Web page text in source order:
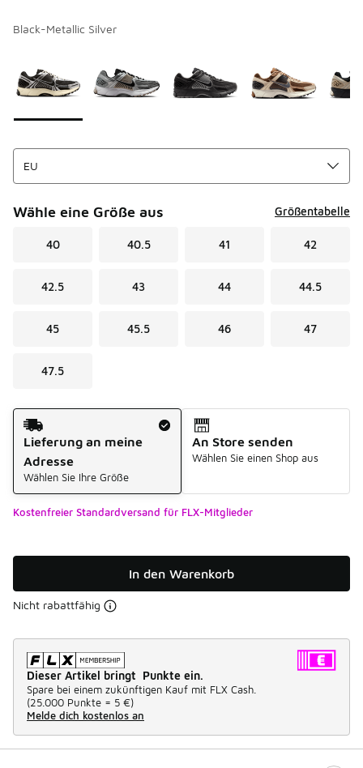
Black-Metallic Silver
Wähle eine Größe aus Größentabelle
40 40.5 41 42
42.5 43 44 44.5
45 45.5 46 47
47.5
Versandart
Lieferung an meine
Adresse
Wählen Sie Ihre Größe
An Store senden
Wählen Sie einen Shop aus
Kostenfreier Standardversand für FLX-Mitglieder
In den Warenkorb
Nicht rabattfähig
Dieser Artikel bringt Punkte ein.
Spare bei einem zukünftigen Kauf mit FLX Cash.
(25.000 Punkte = 5 €)
Melde dich kostenlos an